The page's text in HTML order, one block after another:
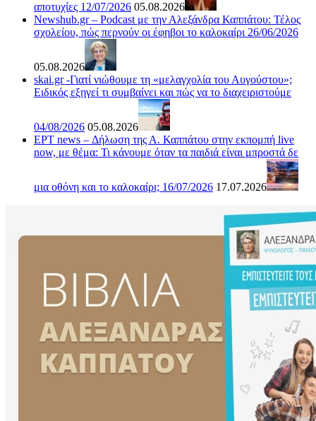
αποτυχίες 12/07/2026 05.08.2026
Newshub.gr – Podcast με την Αλεξάνδρα Καππάτου: Τέλος
σχολείου, πώς περνούν οι έφηβοι το καλοκαίρι 26/06/2026
05.08.2026
skai.gr -Γιατί νιώθουμε τη «μελαγχολία του Αυγούστου»;
Ειδικός εξηγεί τι συμβαίνει και πώς να το διαχειριστούμε
04/08/2026 05.08.2026
ΕΡΤ news – Δήλωση της Α. Καππάτου στην εκπομπή live
now, με θέμα: Τι κάνουμε όταν τα παιδιά είναι μπροστά δε
μια οθόνη και το καλοκαίρι; 16/07/2026 17.07.2026